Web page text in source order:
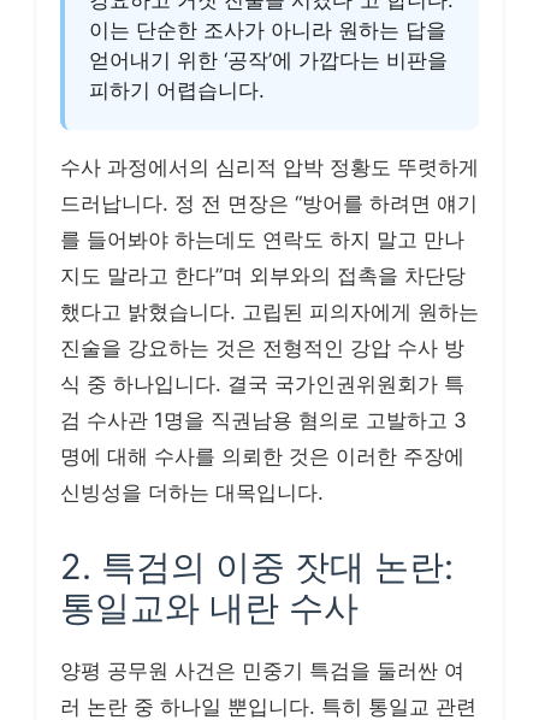
이는 단순한 조사가 아니라 원하는 답을
얻어내기 위한 ‘공작’에 가깝다는 비판을
피하기 어렵습니다.
수사 과정에서의 심리적 압박 정황도 뚜렷하게
드러납니다. 정 전 면장은 “방어를 하려면 얘기
를 들어봐야 하는데도 연락도 하지 말고 만나
지도 말라고 한다”며 외부와의 접촉을 차단당
했다고 밝혔습니다. 고립된 피의자에게 원하는
진술을 강요하는 것은 전형적인 강압 수사 방
식 중 하나입니다. 결국 국가인권위원회가 특
검 수사관 1명을 직권남용 혐의로 고발하고 3
명에 대해 수사를 의뢰한 것은 이러한 주장에
신빙성을 더하는 대목입니다.
2. 특검의 이중 잣대 논란:
통일교와 내란 수사
양평 공무원 사건은 민중기 특검을 둘러싼 여
러 논란 중 하나일 뿐입니다. 특히 통일교 관련